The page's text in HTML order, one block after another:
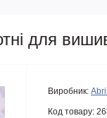
для
Виробник:
Код товару: